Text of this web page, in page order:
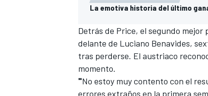
MÁS CATEGORÍAS
La emotiva historia del último
Detrás de Price, el segundo mejor
delante de Luciano Benavides,
tras perderse. El austriaco
momento.
"No estoy muy contento con el
errores extraños en la primera